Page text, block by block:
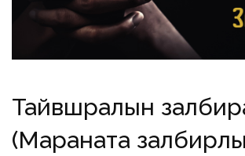
Тайвшралын
(Мараната